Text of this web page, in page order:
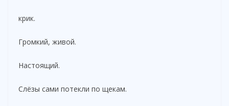
крик.
Громкий, живой.
Настоящий.
Слёзы сами потекли по щекам.